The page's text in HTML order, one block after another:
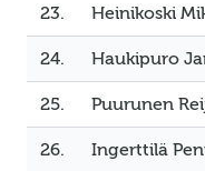
23. Heinikoski
24. Haukipuro
25. Puurunen
26. Ingerttilä